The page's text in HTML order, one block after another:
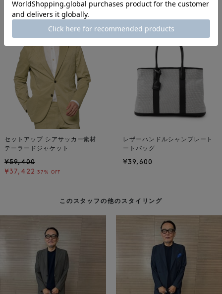
着用しているアイテム
セットアップ シアサッカー素材
テーラードジャケット
¥59,400
¥37,422 37% OFF
レザーハンドルシャンブレート
ートバッグ
¥39,600
このスタッフの他のスタイリング